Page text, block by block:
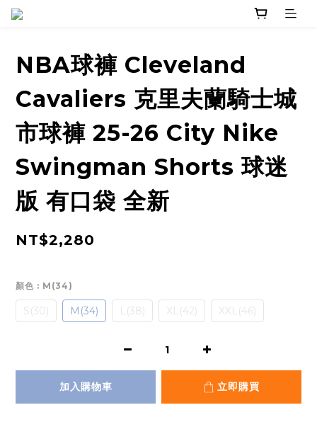
NBA球褲 Cleveland
Cavaliers 克里夫蘭騎士城
市球褲 25-26 City Nike
Swingman Shorts 球迷
版 有口袋 全新
NT$2,280
顏色 : M(34)
S(30) M(34) L(38) XL(42) XXL(46)
加入購物車 立即購買